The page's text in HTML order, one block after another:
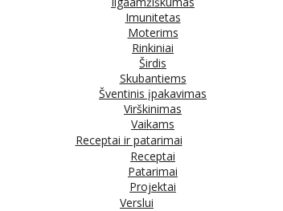
Imunitetas
Moterims
Rinkiniai
Širdis
Skubantiems
Šventinis įpakavimas
Virškinimas
Vaikams
Receptai ir patarimai
Receptai
Patarimai
Projektai
Verslui